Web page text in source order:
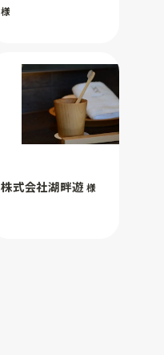
様
株式会社湖畔遊様